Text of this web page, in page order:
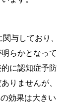
与しており、
らかとなって
に認知症予防
りませんが、
効果は大きい